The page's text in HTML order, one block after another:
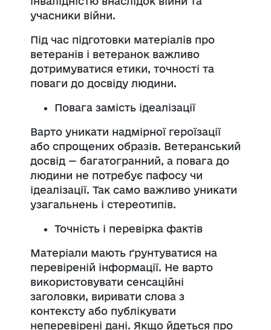
учасники війни.
Під час підготовки матеріалів про
ветеранів і ветеранок важливо
дотримуватися етики, точності та
поваги до досвіду людини.
Повага замість ідеалізації
Варто уникати надмірної героїзації
або спрощених образів. Ветеранський
досвід — багатогранний, а повага до
людини не потребує пафосу чи
ідеалізації. Так само важливо уникати
узагальнень і стереотипів.
Точність і перевірка фактів
Матеріали мають ґрунтуватися на
перевіреній інформації. Не варто
використовувати сенсаційні
заголовки, виривати слова з
контексту або публікувати
неперевірені дані. Якщо йдеться про